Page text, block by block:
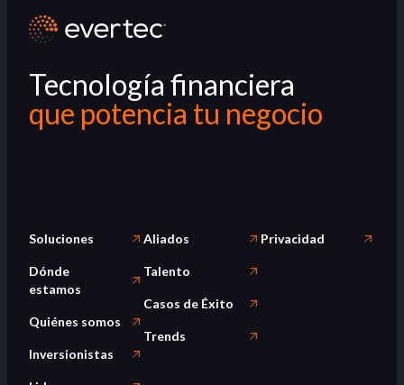
Tecnología financiera
que potencia tu negocio
Soluciones
Dónde
estamos
Quiénes somos
Inversionistas
Aliados
Talento
Casos de Éxito
Trends
Privacidad